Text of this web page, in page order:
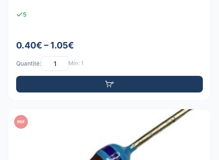
5
0.40€ – 1.05€
Quantité: Min: 1
PDF